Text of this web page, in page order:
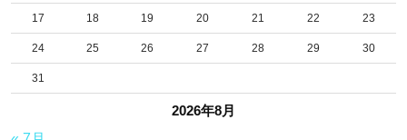
2026年8月
17 18 19 20 21 22 23
24 25 26 27 28 29 30
31